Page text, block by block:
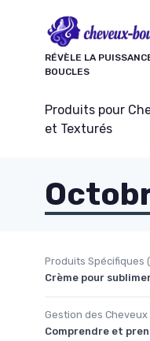
RÉVÈLE LA
BOUCLES
Produits pour
et Texturés
Produits Spécifiques
Crème pour
Gestion des
Comprendre et